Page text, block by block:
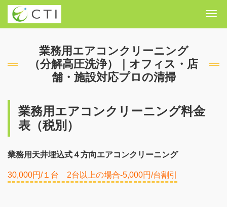
業務用エアコンクリーニング
（分解高圧洗浄）｜オフィス・店
舗・施設対応プロの清掃
業務用エアコンクリーニング料金
表（税別）
業務用天井埋込式４方向エアコンクリーニング
30,000円/１台 2台以上の場合-5,000円/台割引